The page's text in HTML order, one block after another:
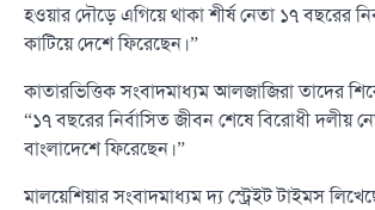
হওয়ার দৌড়ে এগিয়ে থাকা শীর্ষ নেতা ১৭ বছরের
কাটিয়ে দেশে ফিরেছেন।”
কাতারভিত্তিক সংবাদমাধ্যম আলজাজিরা তাদের
“১৭ বছরের নির্বাসিত জীবন শেষে বিরোধী দলীয়
বাংলাদেশে ফিরেছেন।”
মালয়েশিয়ার সংবাদমাধ্যম দ্য স্ট্রেইট টাইমস